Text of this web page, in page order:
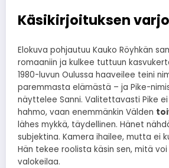
Käsikirjoituksen
Elokuva pohjautuu Kauko Röyhkän
romaaniin ja kulkee tuttuun
1980-luvun Oulussa haaveilee teini
paremmasta elämästä – ja Pike-
näyttelee Sanni. Valitettavasti Pike
hahmo, vaan enemmänkin Välden
lähes mykkä, täydellinen. Hänet
subjektina. Kamera ihailee, mutta ei
Hän tekee roolista käsin sen, mitä
valokeilaa.